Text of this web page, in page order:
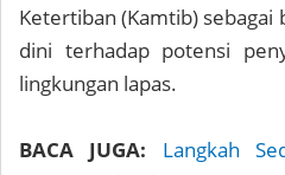
Ketertiban (Kamtib) sebagai
dini terhadap potensi
lingkungan lapas.
BACA JUGA:
Langkah